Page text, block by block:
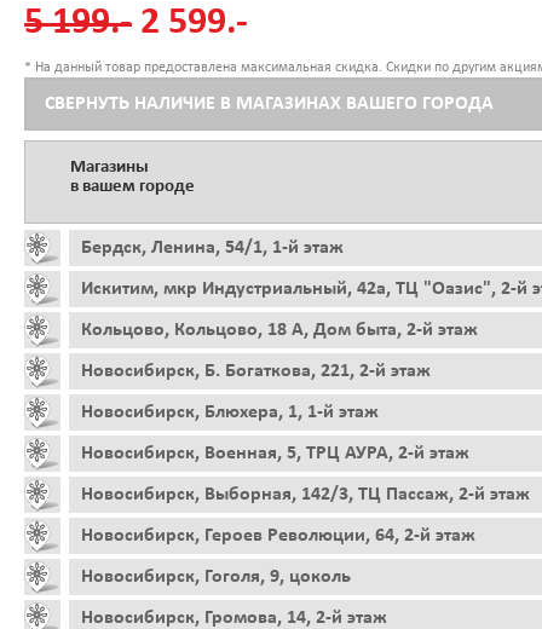
5 199.- 2 599.-
* На данный товар предоставлена максимальная скидка. Скидки по другим
СВЕРНУТЬ НАЛИЧИЕ В МАГАЗИНАХ ВАШЕГО ГОРОДА
Магазины
в вашем городе
Бердск, Ленина, 54/1, 1-й этаж
Искитим, мкр Индустриальный, 42а, ТЦ "Оазис", 2-й
Кольцово, Кольцово, 18 А, Дом быта, 2-й этаж
Новосибирск, Б. Богаткова, 221, 2-й этаж
Новосибирск, Блюхера, 1, 1-й этаж
Новосибирск, Военная, 5, ТРЦ АУРА, 2-й этаж
Новосибирск, Выборная, 142/3, ТЦ Пассаж, 2-й этаж
Новосибирск, Героев Революции, 64, 2-й этаж
Новосибирск, Гоголя, 9, цоколь
Новосибирск, Громова, 14, 2-й этаж